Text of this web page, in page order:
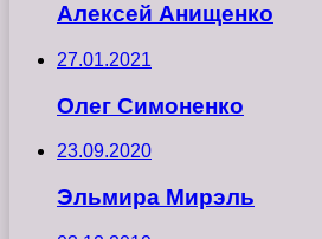
Алексей Анищенко
27.01.2021
Олег Симоненко
23.09.2020
Эльмира Мирэль